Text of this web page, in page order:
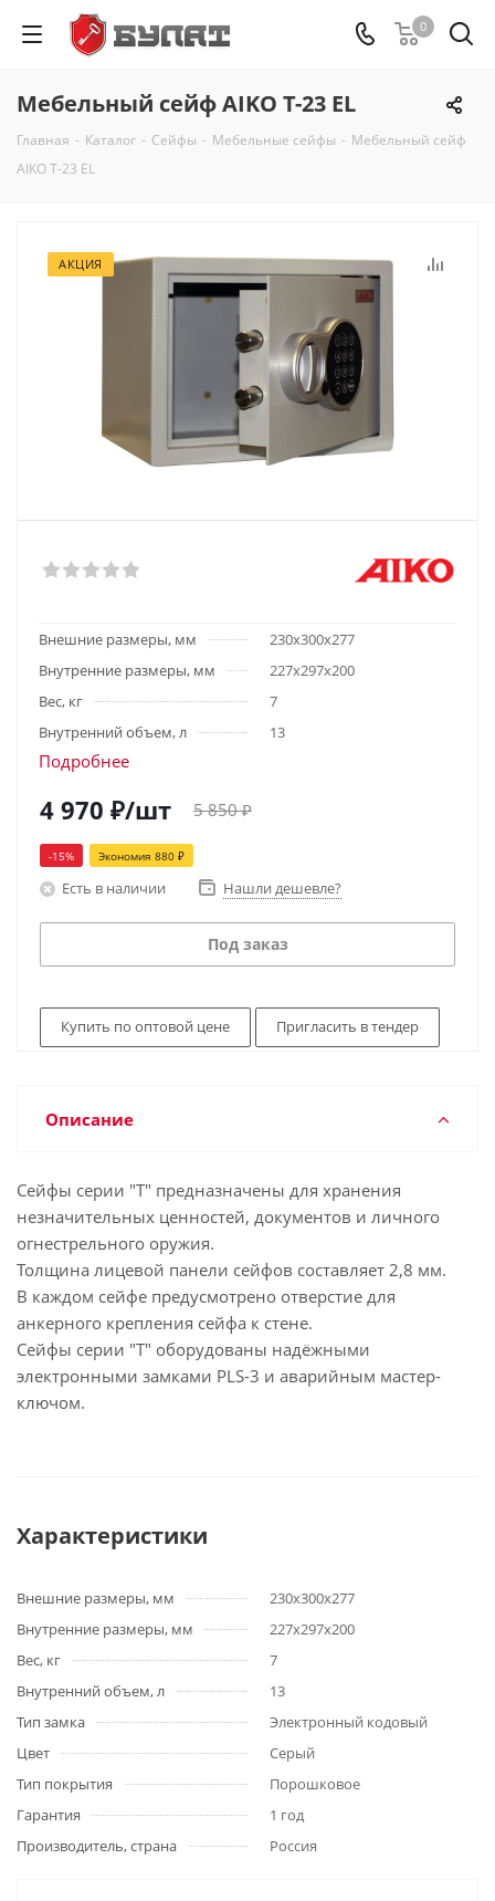
0
Мебельный сейф AIKO Т-23 EL
Главная - Каталог - Сейфы - Мебельные сейфы - Мебельный сейф
AIKO Т-23 EL
АКЦИЯ
Внешние размеры, мм
230х300х277
Внутренние размеры, мм
227х297х200
Вес, кг
7
Внутренний объем, л
13
Подробнее
4 970 ₽/шт 5 850₽
-15% Экономия 880 ₽
Есть в наличии Нашли дешевле?
Под заказ
Купить по оптовой цене Пригласить в тендер
Описание
Cейфы серии "Т" предназначены для хранения
незначительных ценностей, документов и личного
огнестрельного оружия.
Толщина лицевой панели сейфов составляет 2,8 мм.
В каждом сейфе предусмотрено отверстие для
анкерного крепления сейфа к стене.
Сейфы серии "Т" оборудованы надёжными
электронными замками PLS-3 и аварийным мастер-
ключом.
Характеристики
Внешние размеры, мм
230х300х277
Внутренние размеры, мм
227х297х200
Вес, кг
7
Внутренний объем, л
13
Тип замка
Электронный кодовый
Цвет
Серый
Тип покрытия
Порошковое
Гарантия
1 год
Производитель, страна
Россия